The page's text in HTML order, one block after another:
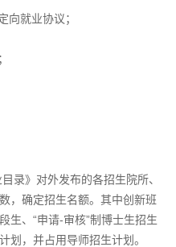
向就业协议；
录》对外发布的各招生院所、
，确定招生名额。其中创新班
生、“申请-审核”制博士生招生
划，并占用导师招生计划。